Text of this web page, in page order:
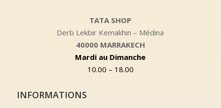
TATA SHOP
Derb Lekbir Kemakhin – Médina
40000 MARRAKECH
Mardi au Dimanche
10.00 – 18.00
INFORMATIONS